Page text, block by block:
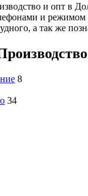
и опт в
и
а так же
8
34